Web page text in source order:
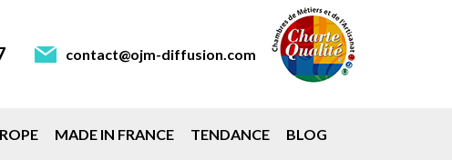
contact@ojm-diffusion.com
MADE IN FRANCE TENDANCE BLOG